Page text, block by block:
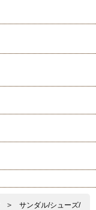
>
サンダル/シューズ/